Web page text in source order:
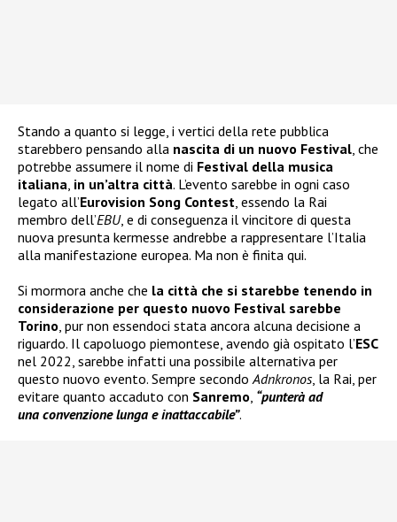
Stando a quanto si legge, i vertici della rete pubblica
starebbero pensando alla nascita di un nuovo Festival, che
potrebbe assumere il nome di Festival della musica
italiana, in un’altra città. L’evento sarebbe in ogni caso
legato all’Eurovision Song Contest, essendo la Rai
membro dell’EBU, e di conseguenza il vincitore di questa
nuova presunta kermesse andrebbe a rappresentare l’Italia
alla manifestazione europea. Ma non è finita qui.
Si mormora anche che la città che si starebbe tenendo in
considerazione per questo nuovo Festival sarebbe
Torino, pur non essendoci stata ancora alcuna decisione a
riguardo. Il capoluogo piemontese, avendo già ospitato l’ESC
nel 2022, sarebbe infatti una possibile alternativa per
questo nuovo evento. Sempre secondoAdnkronos, la Rai, per
evitare quanto accaduto con Sanremo, “punterà ad
una convenzione lunga e inattaccabile”.